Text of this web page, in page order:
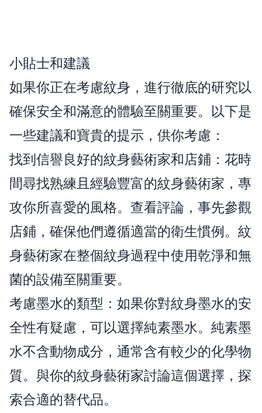
小貼士和建議
如果你正在考慮紋身，進行徹底的研究以
確保安全和滿意的體驗至關重要。以下是
一些建議和寶貴的提示，供你考慮：
找到信譽良好的紋身藝術家和店鋪：花時
間尋找熟練且經驗豐富的紋身藝術家，專
攻你所喜愛的風格。查看評論，事先參觀
店鋪，確保他們遵循適當的衛生慣例。紋
身藝術家在整個紋身過程中使用乾淨和無
菌的設備至關重要。
考慮墨水的類型：如果你對紋身墨水的安
全性有疑慮，可以選擇純素墨水。純素墨
水不含動物成分，通常含有較少的化學物
質。與你的紋身藝術家討論這個選擇，探
索合適的替代品。